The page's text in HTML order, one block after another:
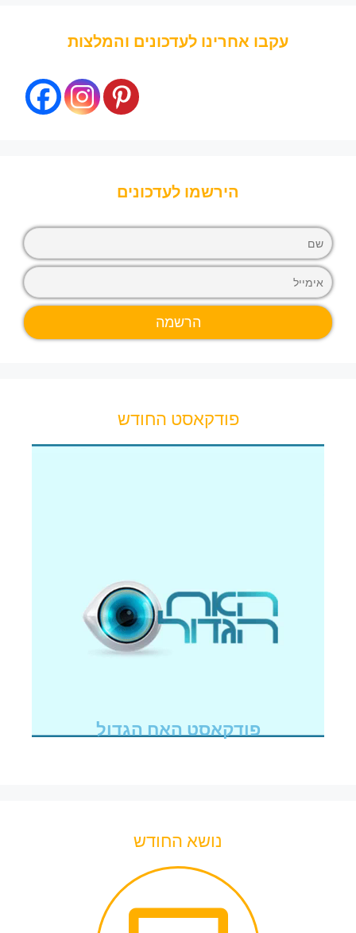
עקבו אחרינו לעדכונים והמלצות
הירשמו לעדכונים
פודקאסט החודש
פודקאסט האח הגדול
נושא החודש